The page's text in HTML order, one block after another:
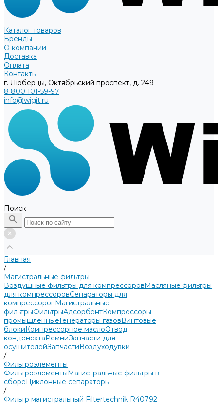
Каталог товаров
Бренды
О компании
Доставка
Оплата
Контакты
г. Люберцы, Октябрьский проспект, д. 249
8 800 101-59-97
info@wigit.ru
Поиск
Главная
/
Магистральные фильтры
Воздушные фильтры для компрессоровМасляные фильтры
для компрессоровСепараторы для
компрессоровМагистральные
фильтрыФильтрыАдсорбентКомпрессоры
промышленныеГенераторы газовВинтовые
блокиКомпрессорное маслоОтвод
конденсатаРемниЗапчасти для
осушителейЗапчастиВоздуходувки
/
Фильтроэлементы
ФильтроэлементыМагистральные фильтры в
сбореЦиклонные сепараторы
/
Фильтр магистральный Filtertechnik R40792